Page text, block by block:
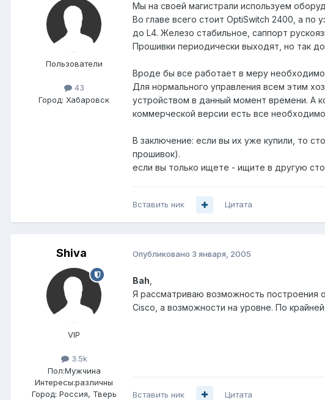
Пользователи
43
Город: Хабаровск
Мы на своей магистрали используем
Во главе всего стоит OptiSwitch 2400, а
до L4. Железо стабильное, саппорт
Прошивки периодически выходят, но так до
Вроде бы все работает в меру
Для нормального управления всем этим
устройством в данный момент времени. А
коммерческой версии есть все
В заключение: если вы их уже купили, то
прошивок).
если вы только ищете - ищите в другую
Вставить ник Цитата
Shiva
VIP
3.5k
Пол:Мужчина
Интересы:различны
Город: Россия, Тверь
Опубликовано 3 января, 2005
Bah
Я рассматриваю возможность построения
Cisco, а возможности на уровне. По
Вставить ник Цитата